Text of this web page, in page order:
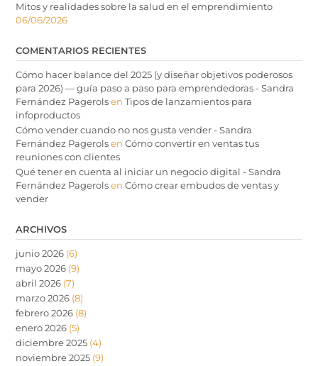
Mitos y realidades sobre la salud en el emprendimiento
06/06/2026
COMENTARIOS RECIENTES
Cómo hacer balance del 2025 (y diseñar objetivos poderosos
para 2026) — guía paso a paso para emprendedoras - Sandra
Fernández Pagerolsen Tipos de lanzamientos para
infoproductos
Cómo vender cuando no nos gusta vender - Sandra
Fernández Pagerolsen Cómo convertir en ventas tus
reuniones con clientes
Qué tener en cuenta al iniciar un negocio digital - Sandra
Fernández Pagerolsen Cómo crear embudos de ventas y
vender
ARCHIVOS
junio 2026 (6)
mayo 2026 (9)
abril 2026 (7)
marzo 2026 (8)
febrero 2026 (8)
enero 2026 (5)
diciembre 2025 (4)
noviembre 2025 (9)